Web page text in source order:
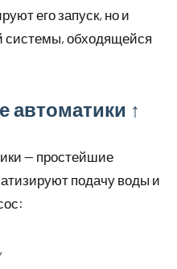
его запуск, но и
системы, обходящейся
автоматики ↑
— простейшие
подачу воды и